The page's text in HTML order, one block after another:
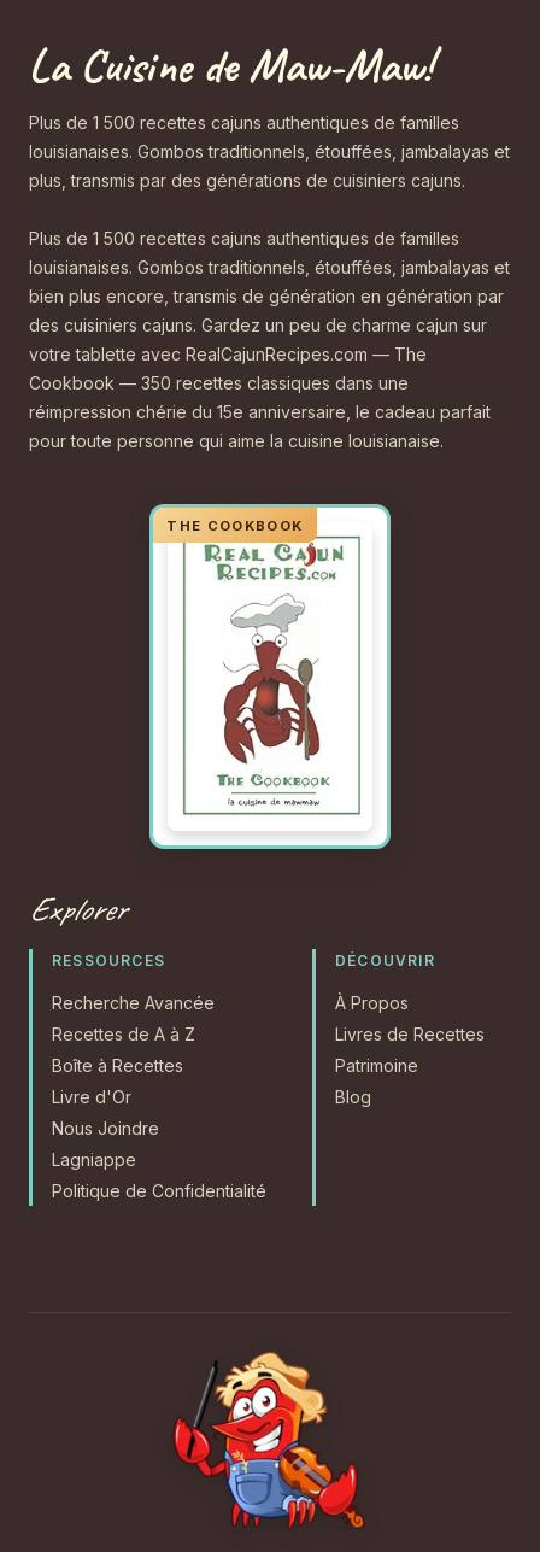
La Cuisine de Maw-Maw!
Plus de 1 500 recettes cajuns authentiques de familles
louisianaises. Gombos traditionnels, étouffées, jambalayas et
plus, transmis par des générations de cuisiniers cajuns.
Plus de 1 500 recettes cajuns authentiques de familles
louisianaises. Gombos traditionnels, étouffées, jambalayas et
bien plus encore, transmis de génération en génération par
des cuisiniers cajuns. Gardez un peu de charme cajun sur
votre tablette avec RealCajunRecipes.com — The
Cookbook — 350 recettes classiques dans une
réimpression chérie du 15e anniversaire, le cadeau parfait
pour toute personne qui aime la cuisine louisianaise.
Explorer
RESSOURCES
Recherche Avancée
Recettes de A à Z
Boîte à Recettes
Livre d'Or
Nous Joindre
Lagniappe
Politique de Confidentialité
DÉCOUVRIR
À Propos
Livres de Recettes
Patrimoine
Blog